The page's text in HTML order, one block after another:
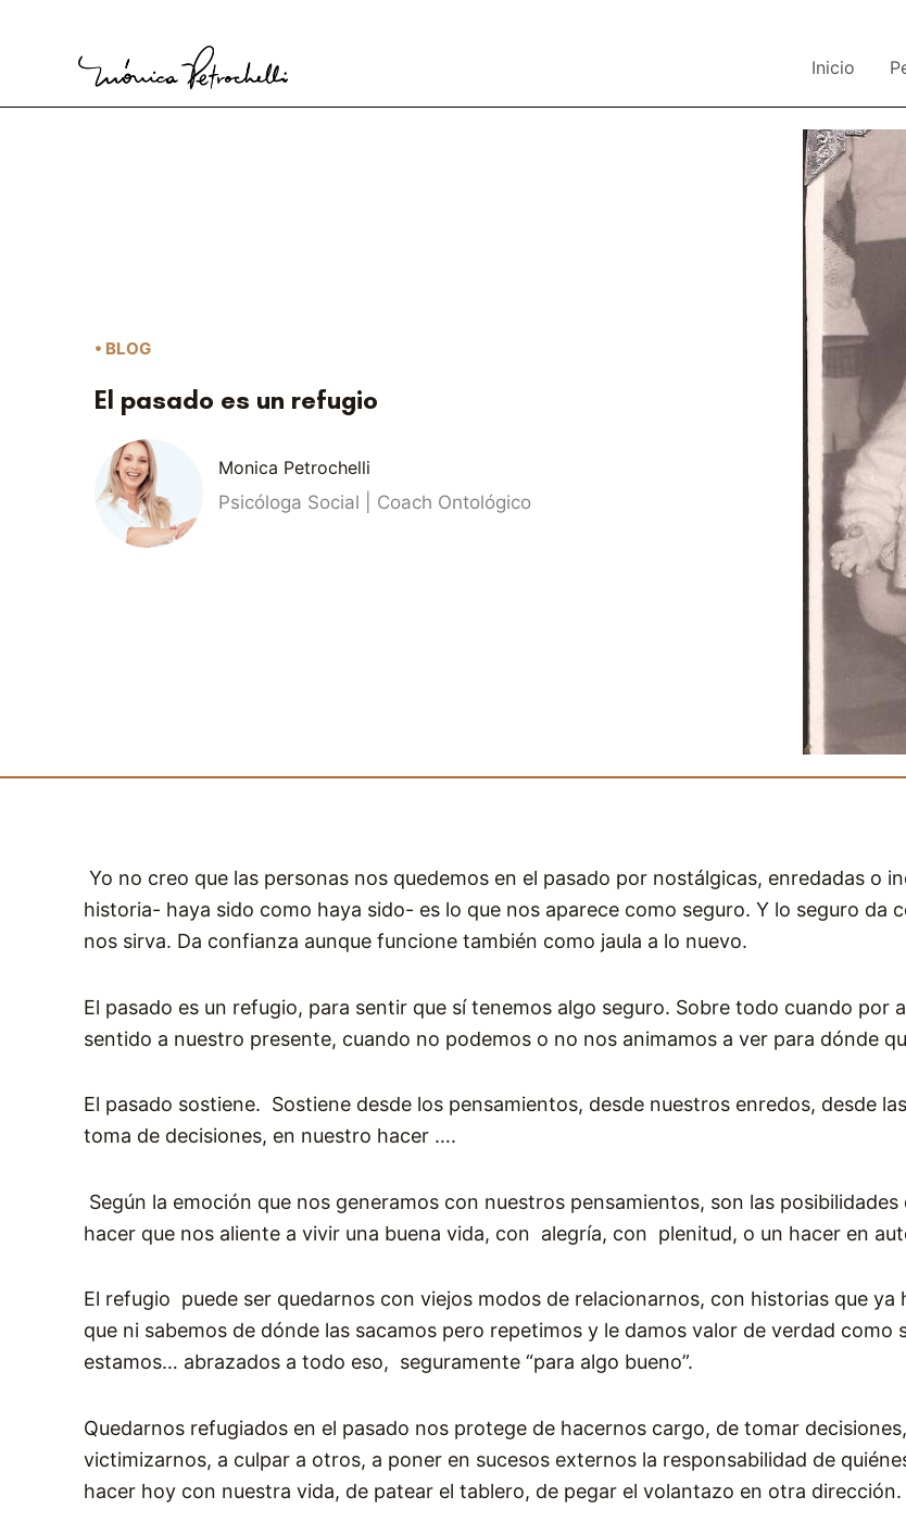
contenido
Inicio
• BLOG
El pasado es un refugio
Monica Petrochelli
Psicóloga Social | Coach Ontológico
Yo no creo que las personas nos quedemos en el pasado por nostálgicas, enredadas o
historia- haya sido como haya sido- es lo que nos aparece como seguro. Y lo seguro da
nos sirva. Da confianza aunque funcione también como jaula a lo nuevo.
El pasado es un refugio, para sentir que sí tenemos algo seguro. Sobre todo cuando por
sentido a nuestro presente, cuando no podemos o no nos animamos a ver para dónde
El pasado sostiene. Sostiene desde los pensamientos, desde nuestros enredos, desde
toma de decisiones, en nuestro hacer ….
Según la emoción que nos generamos con nuestros pensamientos, son las
hacer que nos aliente a vivir una buena vida, con alegría, con plenitud, o un hacer en
El refugio puede ser quedarnos con viejos modos de relacionarnos, con historias que
que ni sabemos de dónde las sacamos pero repetimos y le damos valor de verdad como
estamos… abrazados a todo eso, seguramente “para algo bueno”.
Quedarnos refugiados en el pasado nos protege de hacernos cargo, de tomar
victimizarnos, a culpar a otros, a poner en sucesos externos la responsabilidad de
hacer hoy con nuestra vida, de patear el tablero, de pegar el volantazo en otra dirección.